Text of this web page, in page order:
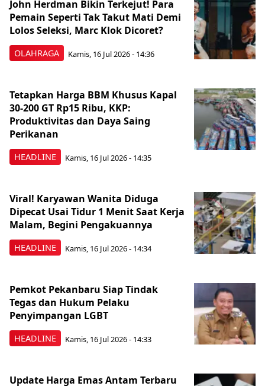
OLAHRAGA
John Herdman Bikin Terkejut! Para
Pemain Seperti Tak Takut Mati Demi
Lolos Seleksi, Marc Klok Dicoret?
Kamis, 16 Jul 2026 - 14:36
HEADLINE
Tetapkan Harga BBM Khusus Kapal
30-200 GT Rp15 Ribu, KKP:
Produktivitas dan Daya Saing
Perikanan
Kamis, 16 Jul 2026 - 14:35
HEADLINE
Viral! Karyawan Wanita Diduga
Dipecat Usai Tidur 1 Menit Saat Kerja
Malam, Begini Pengakuannya
Kamis, 16 Jul 2026 - 14:34
HEADLINE
Pemkot Pekanbaru Siap Tindak
Tegas dan Hukum Pelaku
Penyimpangan LGBT
Kamis, 16 Jul 2026 - 14:33
Update Harga Emas Antam Terbaru